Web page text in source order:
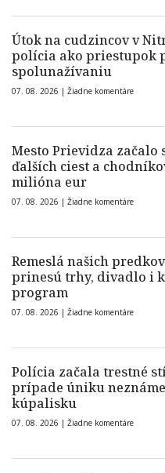
Útok na cudzincov v
polícia ako priestupok
spolunažívaniu
07. 08. 2026 | Žiadne komentáre
Mesto Prievidza začalo
ďalších ciest a
milióna eur
07. 08. 2026 | Žiadne komentáre
Remeslá našich
prinesú trhy, divadlo i
program
07. 08. 2026 | Žiadne komentáre
Polícia začala trestné
prípade úniku
kúpalisku
07. 08. 2026 | Žiadne komentáre